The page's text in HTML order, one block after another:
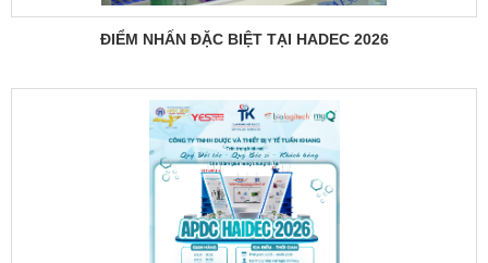
ĐIỂM NHẤN ĐẶC BIỆT TẠI HADEC 2026